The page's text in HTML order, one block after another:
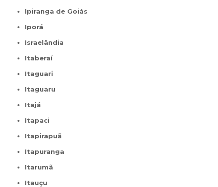
Ipiranga de Goiás
Iporá
Israelândia
Itaberaí
Itaguari
Itaguaru
Itajá
Itapaci
Itapirapuã
Itapuranga
Itarumã
Itauçu